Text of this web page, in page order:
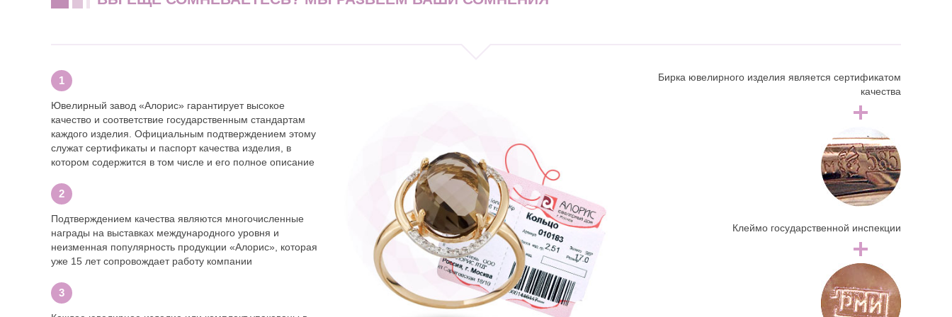
Ювелирный завод «Алорис» гарантирует высокое
качество и соответствие государственным стандартам
каждого изделия. Официальным подтверждением этому
служат сертификаты и паспорт качества изделия, в
котором содержится в том числе и его полное описание
Подтверждением качества являются многочисленные
награды на выставках международного уровня и
неизменная популярность продукции «Алорис», которая
уже 15 лет сопровождает работу компании
Бирка ювелирного изделия является сертификатом
качества
Клеймо государственной инспекции